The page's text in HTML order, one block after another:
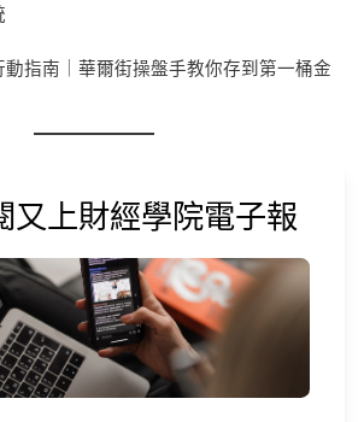
動指南｜華爾街操盤手教你存到第一桶金
又上財經學院電子報